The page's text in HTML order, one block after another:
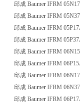
邱成 Baumer IFRM
邱成 Baumer IFRM
邱成 Baumer IFRM
邱成 Baumer IFRM
邱成 Baumer IFRM
邱成 Baumer IFRM
邱成 Baumer IFRM
邱成 Baumer IFRM
邱成 Baumer IFRM